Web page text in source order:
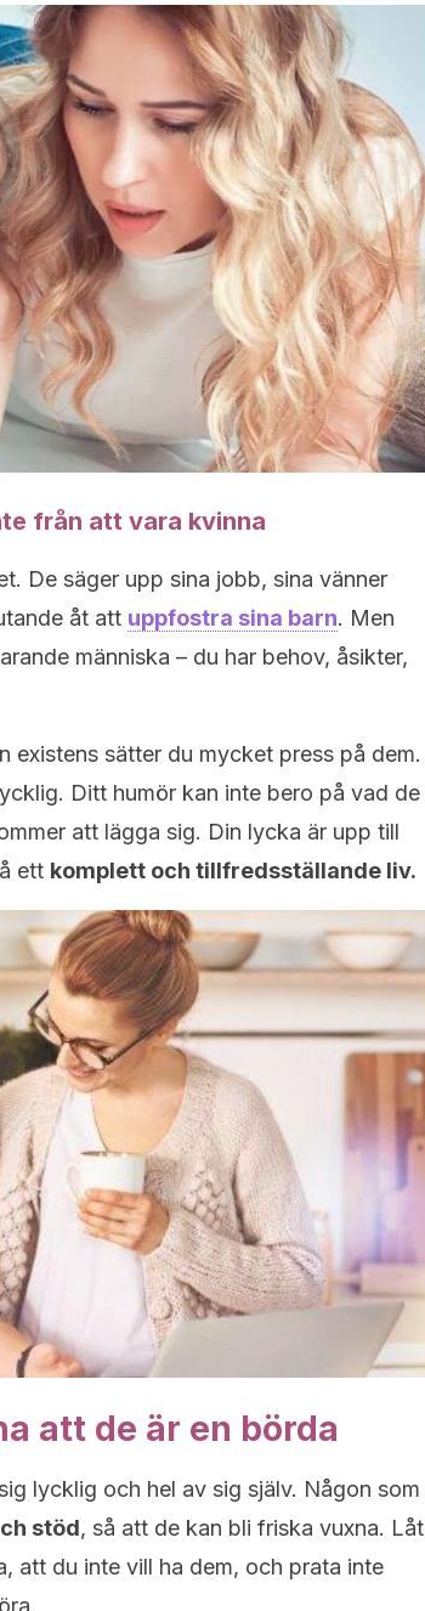
från att vara kvinna
De säger upp sina jobb, sina vänner
åt att uppfostra sina barn. Men
människa – du har behov, åsikter,
existens sätter du mycket press på dem.
Ditt humör kan inte bero på vad de
att lägga sig. Din lycka är upp till
ett komplett och tillfredsställande liv.
att de är en börda
lycklig och hel av sig själv. Någon som
stöd, så att de kan bli friska vuxna. Låt
att du inte vill ha dem, och prata inte